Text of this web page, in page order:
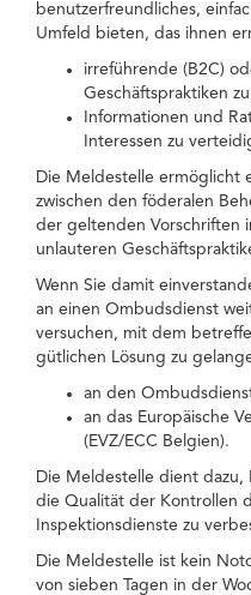
benutzerfreundliches,
Umfeld bieten, das ihnen
irreführende (B2C)
Geschäftspraktiken
Informationen und
Interessen zu
Die Meldestelle ermöglicht
zwischen den föderalen
der geltenden Vorschriften
unlauteren
Wenn Sie damit
an einen Ombudsdienst
versuchen, mit dem
gütlichen Lösung zu
an den
an das Europäische
(EVZ/ECC Belgien).
Die Meldestelle dient dazu,
die Qualität der Kontrollen
Inspektionsdienste zu
Die Meldestelle ist kein
von sieben Tagen in der